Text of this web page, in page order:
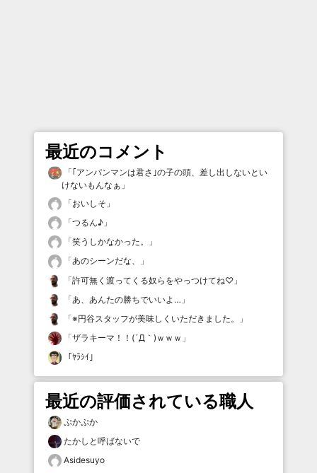
最近のコメント
「 ｢アンパンマンは君さ｣の子の頭、差し出しないとい
けないもんなぁ 」
「おいしそ 」
「つるん♪ 」
「笑うしかなかった。
」
「あのシーンだな、
」
「許可無く渡ってくる奴らをやっつけてね♡ 」
「あ、あんたの勝ちでいいよ… 」
「※円谷スタッフが美味しくいただきました。
」
「ザラキーマ！！(´Д｀)ｗｗｗ 」
「ﾔﾗｼｲ 」
最近の評価されている職人
ぷかぷか
たかしと呼ばないで
Asidesuyo